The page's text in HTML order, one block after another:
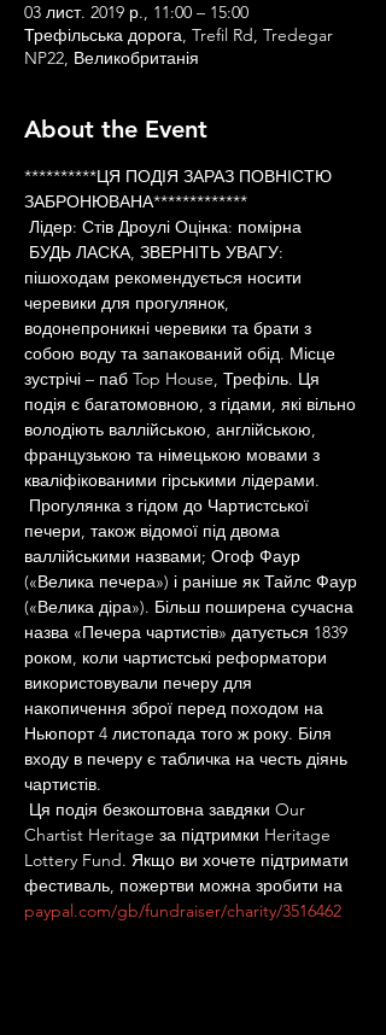
03 лист. 2019 р., 11:00 – 15:00
Трефільська дорога, Trefil Rd, Tredegar
NP22, Великобританія
About the Event
**********ЦЯ ПОДІЯ ЗАРАЗ ПОВНІСТЮ
ЗАБРОНЮВАНА*************
Лідер: Стів Дроулі Оцінка: помірна
пішоходам рекомендується носити
черевики для прогулянок,
водонепроникні черевики та брати з
собою воду та запакований обід. Місце
зустрічі – паб Top House, Трефіль. Ця
подія є багатомовною, з гідами, які вільно
володіють валлійською, англійською,
французькою та німецькою мовами з
кваліфікованими гірськими лідерами.
печери, також відомої під двома
валлійськими назвами; Огоф Фаур
(«Велика печера») і раніше як Тайлс Фаур
(«Велика діра»). Більш поширена сучасна
назва «Печера чартистів» датується 1839
роком, коли чартистські реформатори
використовували печеру для
накопичення зброї перед походом на
Ньюпорт 4 листопада того ж року. Біля
входу в печеру є табличка на честь діянь
чартистів.
Chartist Heritage за підтримки Heritage
Lottery Fund. Якщо ви хочете підтримати
фестиваль, пожертви можна зробити на
paypal.com/gb/fundraiser/charity/3516462